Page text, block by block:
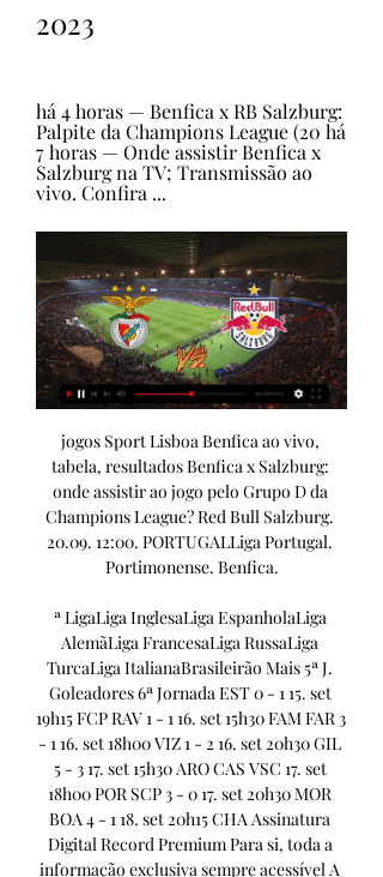
2023
há 4 horas — Benfica x RB Salzburg:
Palpite da Champions League (20 há
7 horas — Onde assistir Benfica x
Salzburg na TV; Transmissão ao
vivo. Confira ...
jogos Sport Lisboa Benfica ao vivo, tabela, resultados Benfica x Salzburg: onde assistir ao jogo pelo Grupo D da Champions League? Red Bull Salzburg. 20.09. 12:00. PORTUGALLiga Portugal. Portimonense. Benfica.

ª LigaLiga InglesaLiga EspanholaLiga AlemãLiga FrancesaLiga RussaLiga TurcaLiga ItalianaBrasileirão Mais 5ª J. Goleadores 6ª Jornada EST 0 - 1 15. set 19h15 FCP RAV 1 - 1 16. set 15h30 FAM FAR 3 - 1 16. set 18h00 VIZ 1 - 2 16. set 20h30 GIL 5 - 3 17. set 15h30 ARO CAS VSC 17. set 18h00 POR SCP 3 - 0 17. set 20h30 MOR BOA 4 - 1 18. set 20h15 CHA Assinatura Digital Record Premium Para si, toda a informação exclusiva sempre acessível A primeira página do Record e o acesso ao ePaper do jornal. Aceder Fernando Pimenta e Joana Soeiro em discurso direto 19 de setembro de 2023 às 22:58 Espião Record: permeabilidade e desperdício na Reboleira, águia criativa e leão mortífero 15 de setembro de 2023 às 15:31 'Vamos ao dérbi': Inter-Milan, o 'Derby della Madonnina' 14 de setembro de 2023 às 19:53 Podcasts 1/14 A carreira de Marinho Peres em Portugal em imagens 1/1 Portugueses unidos na última etapa da Vuelta'2023 João Neves e André Gomes estiveram no Seixal a assistir ao Benfica B-Torreense Uma troca que vale estreia: o onze provável do Sporting frente ao Moreirense 1/12 Bah quase marcou, foi atingido por João Mário e acabou com sangue na camisola 1/2 As imagens do acidente de Lance Stroll: piloto sai miraculosamente ileso dos destroços 1/16 Uma possível estreia e uma confirmação: o onze provável do Benfica frente ao Vizela Paulo Lopo e Pinto da Costa partilharam telemóvel para ver as imagens do penálti revertido pelo VAR Esta semana no Record Segunda, 18 Terça, 19 Quarta, 20 Quinta, 21 Sexta, 22 Sábado, 23 Domingo, 24 Não existem eventos para apresentar. 

Não perca Liga da Verdade Iturralde González e o penálti contra o FC Porto revertido pelo VAR: «Regra diz que se entrou de forma imprudente é penálti» Antigo árbitro internacional espanhol analisa casos da 5ª jornada da Liga Betclic Últimas Notícias 06:02 Moreirense Rui Borges perdoa Kodisang 05:45 Marselha Marcelino Toral de saída do Marselha 05:32 Liga Jovem da UEFA Rui Duarte no comando dos sub-23 do Sp. Braga na Youth League 05:22 Liga Jovem da UEFA Objetivo é dar espetáculo 05:15 Liga Jovem da UEFA Shakhtar-FC Porto, 1-4: Mora sem demora 05:03 E. Amadora Sérgio Vieira observa sub-23 do Estrela da Amadora Marinho Peres (1947-2023) Sousa Cintra: «Marinho Peres dedicou-se muito ao Sporting, era um amigo nosso» Litos despede-se de Marinho Peres: «Um homem sempre muito carinhoso e preocupado com os seus jogadores» Marítimo homenageia Marinho Peres Sporting agradece "anos de dedicação e devoção" de Marinho Peres ao clube Paulo Autuori: «Estou sem palavras. 

Benfica X Red Bull Salzburg - Ao vivo - Onde assistir há 22 horas — Sobre a partida. As equipes entram em campo nesta quarta às 12:00H pelo Champions League UEFA, veja agora como acompanhar ao vivo na TV e na ...

Jenni Hermoso dá murro na mesa e fala em "manipulação" da federação espanhola: «Proteger-me de quê? » Avançada espanhola não foi convocada para a Liga das Nações para ser "protegida", segundo a selecionadora Montse Tomé A Liga Record já começou mas as inscrições continuam abertas Tuck revela o que aprendeu com Marinho Peres: «Uma ideia que 'carrego' dele é o ser próximo dos atletas» Foi treinado pelo técnico brasileiro durante duas épocas e meia no Belenenses Quando Marinho Peres visitou a redação de Record: «Oh cara, que cabelo é esse? » Jornalistas do Record não esquecem o treinador brasileiro Barcelona Cancelo vai desenhar o símbolo do Barcelona no cabelo: «Vai ser campeão e limpar outra vez a Champions» Filipe Candeias foi companheiro do lateral no Barreirense e, agora, é quem lhe trata dos penteados João Neves: «Temos tudo para fazer uma boa campanha na Champions» Jovem convicto que o Benfica vai ter uma boa estreia na Champions 2023/24 Vídeos mais vistos Miguel Sousa Tavares 01:19 Arbitragem sem filtros 01:18 Saída de campo 01:08 O interrogatório do Shakhtar-FC Porto 01:07 C-Studio «Este ano a Corrida Multicare Vitality é para todas as idades» As melhores colunas sem fios lá para casa Leroy Merlin tem modelo de negócio vantajoso para profissionais O que fazer este fim-de-semana: Festa do Outono está de volta a Serralves Regresso às aulas: se ainda tem compras a fazer, este é o melhor sítio (e sem sair de casa! ) Cinco vinhos do Douro até? 6 que tem de experimentar Treinador do Salzburgo: «Benfica é uma equipa capaz de grandes coisas» Gerhard Struber antecipou duelo da Champions e garantiu que a sua equipa vem à Luz à procura de pontos Exclusivopremium 1/4Últimas 24 horas Ler Agora Kökçü estreia-se na Champions Sérgio Conceição já sabe vencer a abrir na Liga dos Campeões Vitinha faz andar o PSG Artur Jorge: «Champions não pode ser um problema mas sim uma solução» Treinador do Sp. 

Benfica x Red Bull Salzburg: saiba onde assistir ao jogo da há 10 horas — Saiba quem vai transmitir o duelo entre Benfica e Red Bull Salzburg, válido pela primeira rodada da fase de grupos da Champions.

Placar Ao Vivo há 8 horas — Jogos de hoje; Jogos encerrados; Próximos jogos. Brasileiro Série A 2023. América-MG. 19/09 21:30. Independência. ×. ACOMPANHE. Red Bull Bragantino ...

Confira os jogos de hoje, terça-feira, 11; onde assistir e 11/04/2023 — 15h - Red Bull Bragantino x Botafogo - Sem transmissão; 15h - Santos Benfica x Inter de Milão hoje, veja horário e onde assistir ao vivo ...

Rede Canais TV | Assistir futebol ao vivo grátis sem publicidade Rede Canais, um canal de futebol gratuito e sem anúncios com muitas partidas de futebol nacionais e internacionais, comentarista profissional.

(ASSISTIR ONLINE***) assistir Benfica x Red Bull Salzburg ao há 2 horas — Venha se divertir assistindo o melhor do futebol entre Benfica x Estrela ao vivo pelo Campeonato Português com exclusividade do canal BENFICA TV ...

ª jornada do grupo D da Liga dos Campeões Hóquei em Patins Girão fala do futuro no Sporting e do silêncio no Europeu: «Não faço publicidade ao meu apoio» Com contrato até 2025 pelos leões, guardião garante que só pensa no presente A análise de Rui Malheiro ao Sturm Graz: A força das bolas paradas Adversário do Sporting visto à lupa pelo Olheiro Record CD da FPF abre processo ao Sporting pelas declarações de Carlos Xavier sobre Taremi Artigo 113º do Regulamento Disciplinar prevê jogos à porta fechada Carlos Xavier pede desculpa a Taremi: «Tenho grande consideração pelo que faz pelo seu país» Carlos Xavier sobre Taremi: «O muçulmano quando veio para Portugal não sabia nadar e agora já sabe mergulhar» Marcador Liga Betclic2. 

Guimarães Estoril Vizela Arouca Casa Pia Chaves Rio Ave Farense E. Amadora Moreirense Resultados Classificações Resumos Calendário 2ª Liga Nacional Feirense Ac. Viseu Benfica B FC Porto B Leixões Mafra Penafiel Tondela Torreense Oliveirense Santa Clara Marítimo P. Ferreira U. Leiria Belenenses AVS SAD Länk Vilaverdense Taça de Portugal Allianz Cup Futebol feminino Seleções Liga 3 Campeonato de Portugal Arbitragem Futsal UEFA Futsal Cup Europeu 2018 Europeu 2016 Champions Liga Europa Alemanha Espanha França Inglaterra Brasil Itália Angola Outras ligas Liga dos Campeões Liga Jovem da UEFA Mundial 2022 Outros Futebol de praia Futebol ao Vivo Liga Revelação Coluna Distrital Soccerex Modalidades Hóquei em patins Andebol Atletismo Motores MotoGP Motociclismo Automobilismo Fórmula 1 Ralis Record Auto Todo-o-Terreno Todas Basquetebol Ténis Estoril Open Open de Austrália Roland Garros US Open Wimbledon Voleibol Surf Outras Badminton Canoagem Ciclismo Desportos de combate Desporto Escolar Desporto Universitário Desportos radicais Jogos Europeus Jogos Olímpicos Judo Ginástica Golfe MMA Natação NFL Orientação Padel Râguebi Record pela Patagónia Ténis de mesa Remo Triatlo Vela Aventura pela selva do Bornéu Espião Record by Betclic São Silvestre El Corte Inglés Liga Record Passatempos Vídeos O Diário de CR7 Football Kids Fair Play Record Mundiall-in by Esc On-line Fotogalerias Infografias Opinião Cronistas Pancada Central Medalhas Escrevem os leitores Qual é o problema Record mais Record Gaming Fora de campo Jogo da Vida Nutrição Record Running Aposta na Desportiva C_Studio Publicidade UDL Match Day Médio português lesionou-se e deve falhar os próximos jogos Manchester City passa por susto mas bate E. 

Mounique Vilela | Goal br Onde assistir ao vivo a Benfica x Dínamo de Kiev? Equipes entram em campo Pedro Flamengo Red Bull Bragantino Brasileirão 06 10 2021 Foto: Alexandre Vidal / ...

[[[AO VIVO!]]!!!] Benfica e Red Bull Salzburg ao vivo assist há 4 horas — [AO VIVO!]]!!!] Benfica e Red Bull Salzburg ao vivo assistir tv 20 setembro 2023.

América-MG x Bragantino: onde assistir ao vivo, horário e escalaçõesVeja também desfalques, arbitragem e outras informações da partida da 24ª rodada do Brasileirão América-MG x Bragantino: saiba tudo sobre o jogo da 24ª rodada do Brasileirão Série A 2023 Campeonato Brasileiro 2023 Fase única X América-MG Bragantino O América vem de duas vitórias e um empate nos últimos confrontos pelo Brasileirão. O Coelho busca deixar a zona de rebaixamento. Com um jogo a menos, o time mineiro ocupa a 19ª colocação, com 17 pontos, oito a menos que o Goiás, 16º colocado e primeiro time fora do Z-4. O Bragantino venceu o Grêmio por 2 a 0 na última rodada, em casa, e encostou no G-4 do Brasileirão. 

Benfica x Club Brugge: onde assistir ao vivo na TV, horário, provável escalação, últimas notícias e palpiteEstádio da Luz, casa do Benfica, recebe a partida pela UCL / SOPA Images/GettyImagesTV: SpaceStreaming: HBO MaxHorário de transmissão: 17:00 (de Brasília)PaísCanalHorário do jogoArgentinaESPN Argentina, Star+17:00 (local)CanadáDAZN15:00 EDT | 12:00 PDTEstados UnidosViX, ViX+, Paramount+15:00 EDT | 12:00 PDTPeruESPN Peru, Star+15:00 (local)PortugalTVI, Eleven Sports 120:00 (local)A partida de ida disputada em Bruges, no dia 15 de fevereiro deste ano, foi o primeiro encontro entre